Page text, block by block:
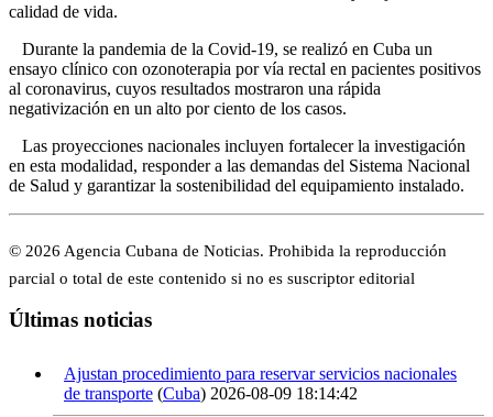
calidad de vida.
Durante la pandemia de la Covid-19, se realizó en Cuba un
ensayo clínico con ozonoterapia por vía rectal en pacientes positivos
al coronavirus, cuyos resultados mostraron una rápida
negativización en un alto por ciento de los casos.
Las proyecciones nacionales incluyen fortalecer la investigación
en esta modalidad, responder a las demandas del Sistema Nacional
de Salud y garantizar la sostenibilidad del equipamiento instalado.
© 2026 Agencia Cubana de Noticias. Prohibida la reproducción
parcial o total de este contenido si no es suscriptor editorial
Últimas noticias
Ajustan procedimiento para reservar servicios nacionales
de transporte (Cuba) 2026-08-09 18:14:42